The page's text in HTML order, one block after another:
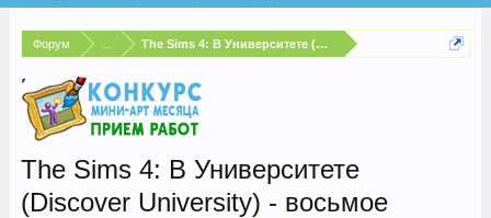
Форум The Sims 4: В Университете (Discover University)
The Sims 4: В Университете
(Discover University) - восьмое